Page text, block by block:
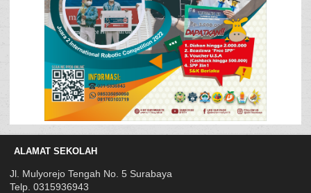
ALAMAT SEKOLAH
Jl. Mulyorejo Tengah No. 5 Surabaya
Telp. 0315936943